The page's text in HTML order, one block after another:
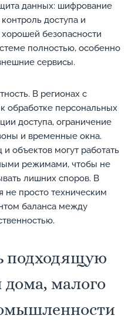
данных: шифрование
доступа и
безопасности
полностью, особенно
сервисы.
В регионах с
обработке персональных
доступа, ограничение
и временные окна.
объектов могут работать
режимами, чтобы не
лишних споров. В
не просто техническим
баланса между
подходящую
дома, малого